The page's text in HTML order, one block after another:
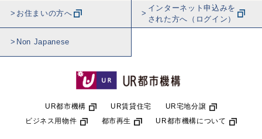
お住まいの方へ
インターネット申込みを
された方へ（ログイン）
Non Japanese
UR都市機構 UR賃貸住宅
UR宅地分譲
ビジネス用物件
都市再生 UR都市機構について